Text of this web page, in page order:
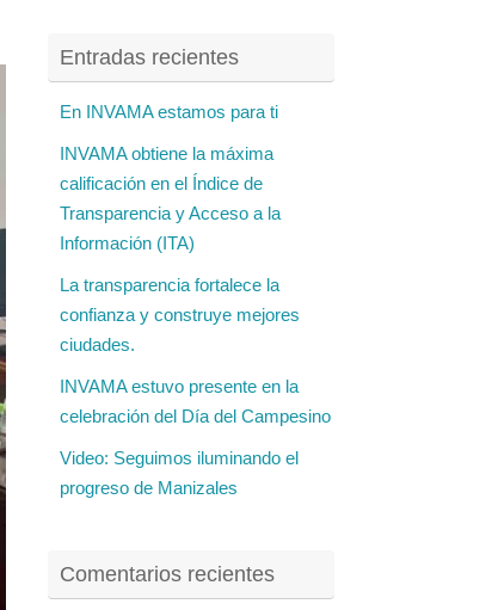
Entradas recientes
En INVAMA estamos para ti
INVAMA obtiene la máxima
calificación en el Índice de
Transparencia y Acceso a la
Información (ITA)
La transparencia fortalece la
confianza y construye mejores
ciudades.
INVAMA estuvo presente en la
celebración del Día del Campesino
Video: Seguimos iluminando el
progreso de Manizales
Comentarios recientes